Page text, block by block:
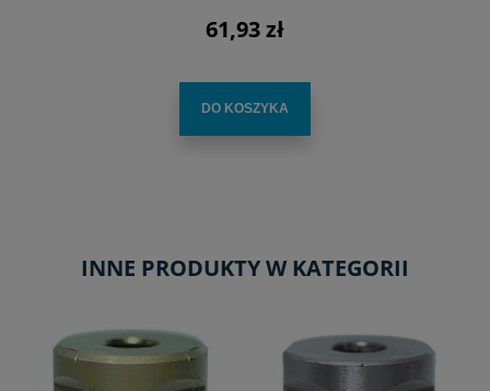
61,93 zł
DO KOSZYKA
INNE PRODUKTY W KATEGORII